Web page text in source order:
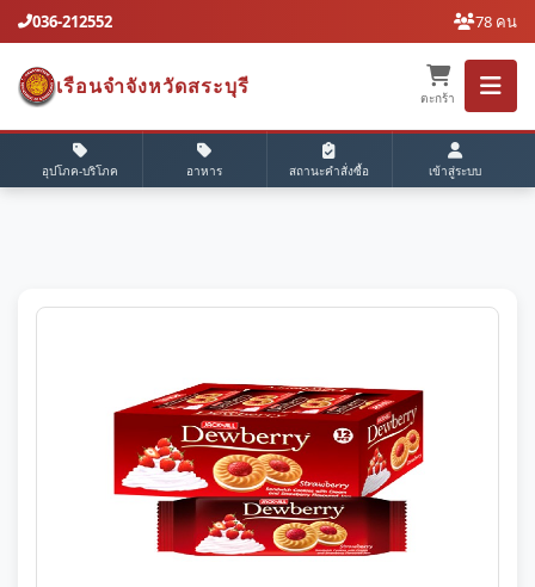
036-212552 78 คน
เรือนจำจังหวัดสระบุรี
ตะกร้า
อุปโภค-บริโภค อาหาร สถานะคำสั่งซื้อ เข้าสู่ระบบ